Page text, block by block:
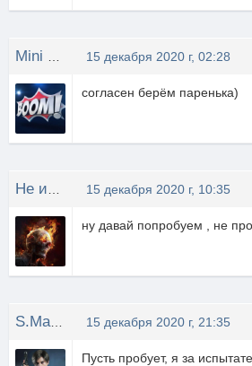
15 декабря 2020 г, 02:28
согласен берём паренька)
15 декабря 2020 г, 10:35
ну давай попробуем , не
15 декабря 2020 г, 21:35
Пусть пробует, я за